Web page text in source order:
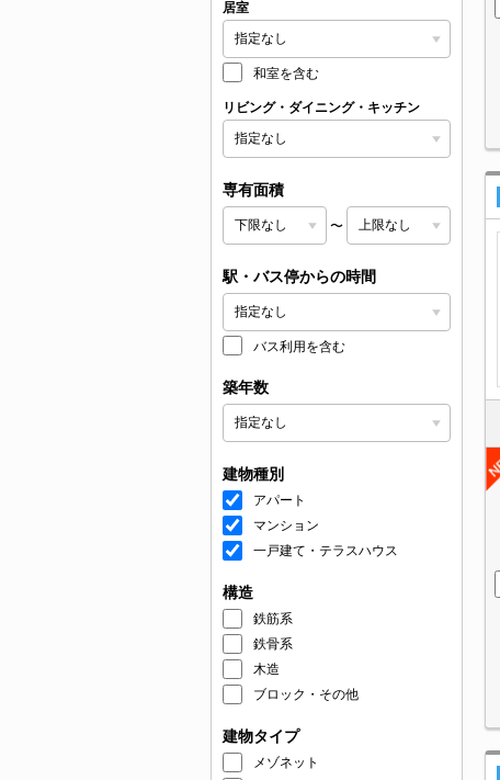
居室
和室を含む
リビング・ダイニング・キッチン
専有面積
〜
駅・バス停からの時間
バス利用を含む
築年数
建物種別
アパート
マンション
一戸建て・テラスハウス
構造
鉄筋系
鉄骨系
木造
ブロック・その他
建物タイプ
メゾネット